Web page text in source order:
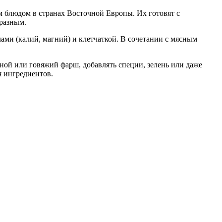
в странах Восточной Европы. Их готовят с
(калий, магний) и клетчаткой. В сочетании с мясным
или говяжий фарш, добавлять специи, зелень или даже